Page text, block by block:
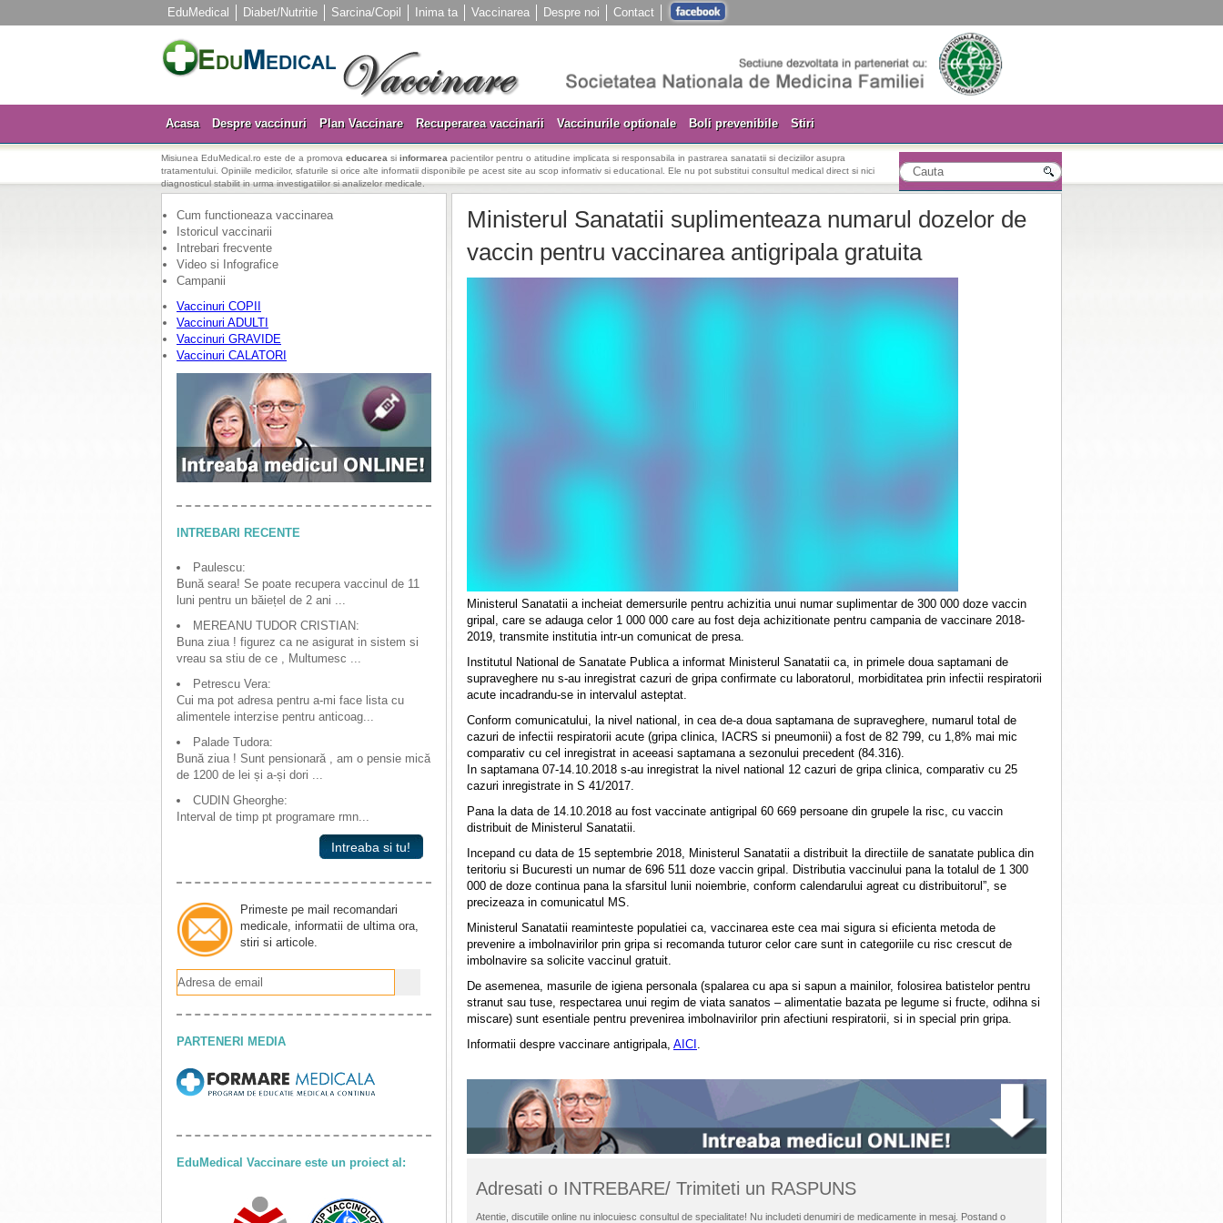
EduMedical Diabet/Nutritie Sarcina/Copil Inima ta Vaccinarea Despre noi Contact
Acasa Despre vaccinuri Plan Vaccinare Recuperarea vaccinarii Vaccinurile optionale Boli prevenibile Stiri
Misiunea EduMedical.ro este de a promova educarea si informarea pacientilor pentru o atitudine implicata si responsabila in pastrarea sanatatii si deciziilor asupra
tratamentului. Opiniile medicilor, sfaturile si orice alte informatii disponibile pe acest site au scop informativ si educational. Ele nu pot substitui consultul medical direct si nici
diagnosticul stabilit in urma investigatiilor si analizelor medicale.
Cum functioneaza vaccinarea
Istoricul vaccinarii
Intrebari frecvente
Video si Infografice
Campanii
Vaccinuri COPII
Vaccinuri ADULTI
Vaccinuri GRAVIDE
Vaccinuri CALATORI
INTREBARI RECENTE
Paulescu:
Bună seara! Se poate recupera vaccinul de 11
luni pentru un băiețel de 2 ani ...
MEREANU TUDOR CRISTIAN:
Buna ziua ! figurez ca ne asigurat in sistem si
vreau sa stiu de ce , Multumesc ...
Petrescu Vera:
Cui ma pot adresa pentru a-mi face lista cu
alimentele interzise pentru anticoag...
Palade Tudora:
Bună ziua ! Sunt pensionară , am o pensie mică
de 1200 de lei și a-și dori ...
CUDIN Gheorghe:
Interval de timp pt programare rmn...
Intreaba si tu!
Primeste pe mail recomandari
medicale, informatii de ultima ora,
stiri si articole.
PARTENERI MEDIA
EduMedical Vaccinare este un proiect al:
Ministerul Sanatatii suplimenteaza numarul dozelor de
vaccin pentru vaccinarea antigripala gratuita
Ministerul Sanatatii a incheiat demersurile pentru achizitia unui numar suplimentar de 300 000 doze vaccin
gripal, care se adauga celor 1 000 000 care au fost deja achizitionate pentru campania de vaccinare 2018-
2019, transmite institutia intr-un comunicat de presa.
Institutul National de Sanatate Publica a informat Ministerul Sanatatii ca, in primele doua saptamani de
supraveghere nu s-au inregistrat cazuri de gripa confirmate cu laboratorul, morbiditatea prin infectii respiratorii
acute incadrandu-se in intervalul asteptat.
Conform comunicatului, la nivel national, in cea de-a doua saptamana de supraveghere, numarul total de
cazuri de infectii respiratorii acute (gripa clinica, IACRS si pneumonii) a fost de 82 799, cu 1,8% mai mic
comparativ cu cel inregistrat in aceeasi saptamana a sezonului precedent (84.316).
In saptamana 07-14.10.2018 s-au inregistrat la nivel national 12 cazuri de gripa clinica, comparativ cu 25
cazuri inregistrate in S 41/2017.
Pana la data de 14.10.2018 au fost vaccinate antigripal 60 669 persoane din grupele la risc, cu vaccin
distribuit de Ministerul Sanatatii.
Incepand cu data de 15 septembrie 2018, Ministerul Sanatatii a distribuit la directiile de sanatate publica din
teritoriu si Bucuresti un numar de 696 511 doze vaccin gripal. Distributia vaccinului pana la totalul de 1 300
000 de doze continua pana la sfarsitul lunii noiembrie, conform calendarului agreat cu distribuitorul”, se
precizeaza in comunicatul MS.
Ministerul Sanatatii reaminteste populatiei ca, vaccinarea este cea mai sigura si eficienta metoda de
prevenire a imbolnavirilor prin gripa si recomanda tuturor celor care sunt in categoriile cu risc crescut de
imbolnavire sa solicite vaccinul gratuit.
De asemenea, masurile de igiena personala (spalarea cu apa si sapun a mainilor, folosirea batistelor pentru
stranut sau tuse, respectarea unui regim de viata sanatos – alimentatie bazata pe legume si fructe, odihna si
miscare) sunt esentiale pentru prevenirea imbolnavirilor prin afectiuni respiratorii, si in special prin gripa.
Informatii despre vaccinare antigripala, AICI
Adresati o INTREBARE/ Trimiteti un RASPUNS
Atentie, discutiile online nu inlocuiesc consultul de specialitate! Nu includeti denumiri de medicamente in mesaj. Postand o